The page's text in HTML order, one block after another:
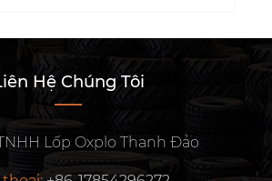
Hệ Chúng Tôi
Lốp Oxplo Thanh Đảo